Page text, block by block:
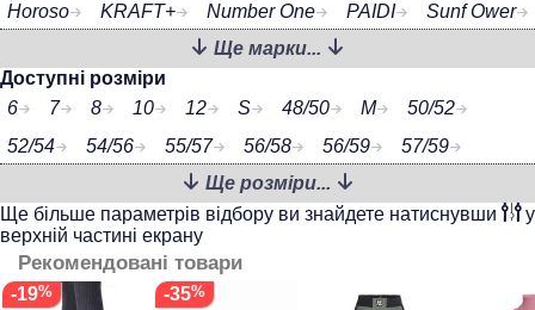
Horoso
KRAFT+ Number One PAIDI
Sunf Ower
Ще марки...
Доступні розміри
6
7 8 10 12 S 48/50 M
50/52
52/54
54/56 55/57 56/58 56/59
57/59
Ще розміри...
Ще більше параметрів відбору ви знайдете натиснувши
у
верхній частині екрану
Рекомендовані товари
-19 -35